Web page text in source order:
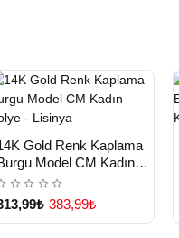
TESLİMAT
Gold Renk Kaplama
Model CM Kadın
- Lisinya
383,99₺